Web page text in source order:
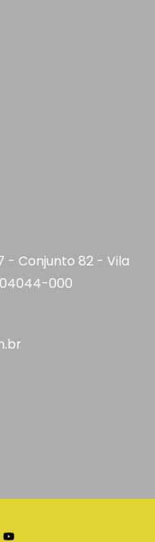
- Conjunto 82 - Vila
04044-000